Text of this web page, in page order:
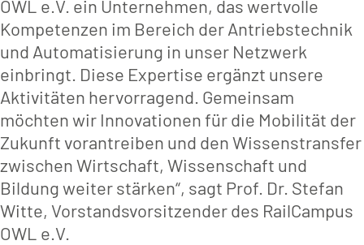
OWL e.V. ein Unternehmen, das wertvolle
Kompetenzen im Bereich der Antriebstechnik
und Automatisierung in unser Netzwerk
einbringt. Diese Expertise ergänzt unsere
Aktivitäten hervorragend. Gemeinsam
möchten wir Innovationen für die Mobilität der
Zukunft vorantreiben und den Wissenstransfer
zwischen Wirtschaft, Wissenschaft und
Bildung weiter stärken“, sagt Prof. Dr. Stefan
Witte, Vorstandsvorsitzender des RailCampus
OWL e.V.